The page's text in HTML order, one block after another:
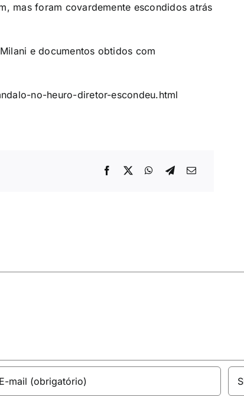
mas foram covardemente escondidos atrás
e documentos obtidos com
no-heuro-diretor-escondeu.html